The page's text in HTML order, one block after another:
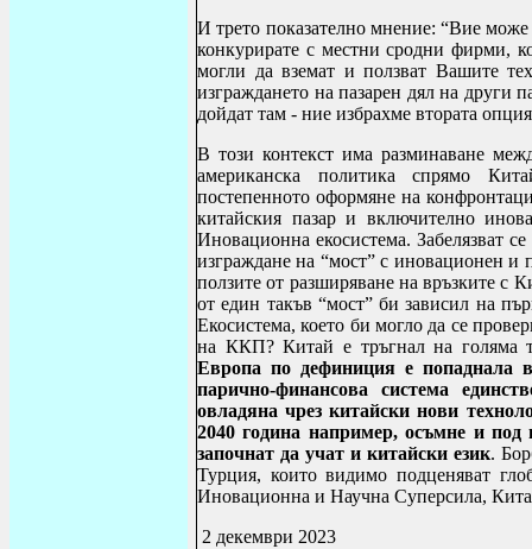
И трето показателно мнение: “Вие
конкурирате с местни сродни фирми,
могли да вземат и ползват Вашите
изграждането на пазарен дял на други
дойдат там - ние избрахме втората
В този контекст има разминаване
американска политика спрямо
постепенното оформяне на
китайския пазар и включително
Иновационна екосистема. Забелязват
изграждане на “мост” с иновационен и
ползите от разширяване на връзките с
от един такъв “мост” би зависил на
Екосистема, което би могло да се
на ККП? Китай е тръгнал на голяма
Европа по дефиниция е попаднала
парично-финансова система
овладяна чрез китайски нови
2040 година например, осъмне и
започнат да учат и китайски език.
Турция, които видимо подценяват
Иновационна и Научна Суперсила,
2 декември 2023